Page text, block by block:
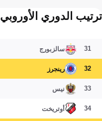
ترتيب الدوري الأوروبي
31 سالزبورج
32 رينجرز
33 نيس
34 أوتريخت